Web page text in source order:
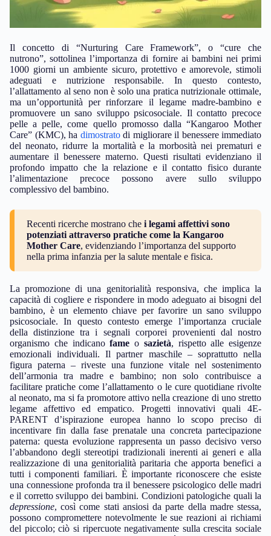
Il concetto di “Nurturing Care Framework”, o “cure che
nutrono”, sottolinea l’importanza di fornire ai bambini nei primi
1000 giorni un ambiente sicuro, protettivo e amorevole, stimoli
adeguati e nutrizione responsabile. In questo contesto,
l’allattamento al seno non è solo una pratica nutrizionale ottimale,
ma un’opportunità per rinforzare il legame madre-bambino e
promuovere un sano sviluppo psicosociale. Il contatto precoce
pelle a pelle, come quello promosso dalla “Kangaroo Mother
Care” (KMC), ha dimostratodi migliorare il benessere immediato
del neonato, ridurre la mortalità e la morbosità nei prematuri e
aumentare il benessere materno. Questi risultati evidenziano il
profondo impatto che la relazione e il contatto fisico durante
l’alimentazione precoce possono avere sullo sviluppo
complessivo del bambino.
Recenti ricerche mostrano che i legami affettivi sono
potenziati attraverso pratiche come la Kangaroo
Mother Care, evidenziando l’importanza del supporto
nella prima infanzia per la salute mentale e fisica.
La promozione di una genitorialità responsiva, che implica la
capacità di cogliere e rispondere in modo adeguato ai bisogni del
bambino, è un elemento chiave per favorire un sano sviluppo
psicosociale. In questo contesto emerge l’importanza cruciale
della distinzione tra i segnali corporei provenienti dal nostro
organismo che indicanofame o sazietà, rispetto alle esigenze
emozionali individuali. Il partner maschile – soprattutto nella
figura paterna – riveste una funzione vitale nel sostenimento
dell’armonia tra madre e bambino; non solo contribuisce a
facilitare pratiche come l’allattamento o le cure quotidiane rivolte
al neonato, ma si fa promotore attivo nella creazione di uno stretto
legame affettivo ed empatico. Progetti innovativi quali 4E-
PARENT d’ispirazione europea hanno lo scopo preciso di
incentivare fin dalla fase prenatale una concreta partecipazione
paterna: questa evoluzione rappresenta un passo decisivo verso
l’abbandono degli stereotipi tradizionali inerenti ai generi e alla
realizzazione di una genitorialità paritaria che apporta benefici a
tutti i componenti familiari. È importante riconoscere che esiste
una connessione profonda tra il benessere psicologico delle madri
e il corretto sviluppo dei bambini. Condizioni patologiche quali la
depressione, così come stati ansiosi da parte della madre stessa,
possono compromettere notevolmente le sue reazioni ai richiami
del piccolo; ciò si ripercuote negativamente sulla crescita sociale